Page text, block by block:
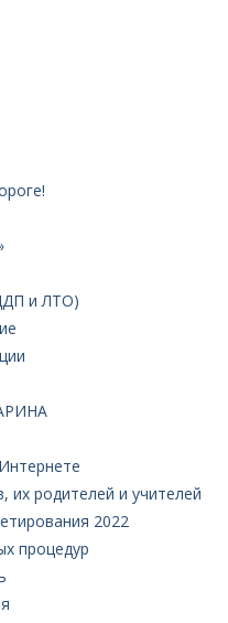
и ЛТО)
их родителей и учителей
2022
процедур